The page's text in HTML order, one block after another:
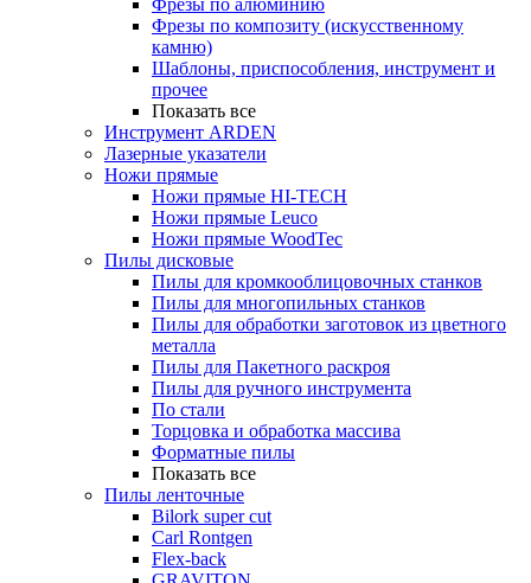
Фрезы по алюминию
Фрезы по композиту (искусственному
камню)
Шаблоны, приспособления, инструмент и
прочее
Показать все
Инструмент ARDEN
Лазерные указатели
Ножи прямые
Ножи прямые HI-TECH
Ножи прямые Leuco
Ножи прямые WoodTec
Пилы дисковые
Пилы для кромкооблицовочных станков
Пилы для многопильных станков
Пилы для обработки заготовок из цветного
металла
Пилы для Пакетного раскроя
Пилы для ручного инструмента
По стали
Торцовка и обработка массива
Форматные пилы
Показать все
Пилы ленточные
Bilork super cut
Carl Rontgen
Flex-back